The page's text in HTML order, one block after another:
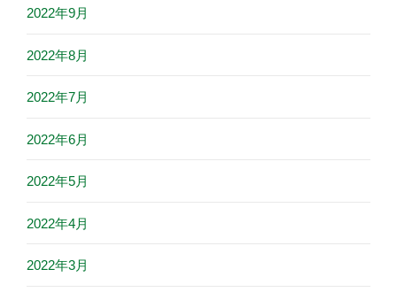
2022年9月
2022年8月
2022年7月
2022年6月
2022年5月
2022年4月
2022年3月